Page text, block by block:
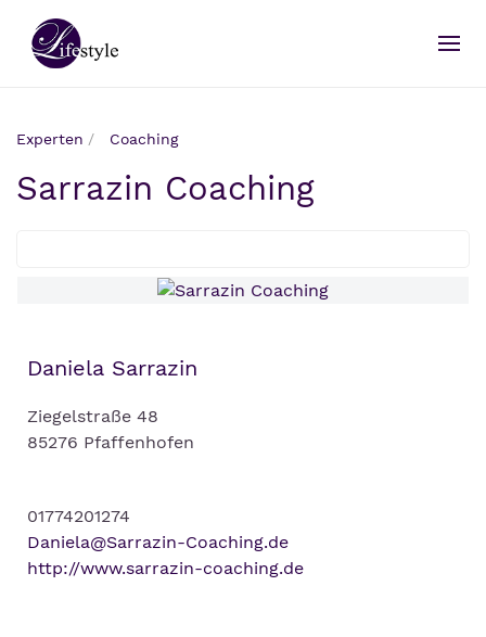
Experten Coaching
Sarrazin Coaching
Daniela Sarrazin
Ziegelstraße 48
85276 Pfaffenhofen
01774201274
Daniela@Sarrazin-Coaching.de
http://www.sarrazin-coaching.de